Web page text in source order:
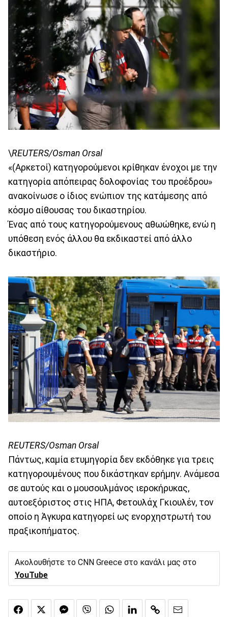
\REUTERS/Osman Orsal
«(Αρκετοί) κατηγορούμενοι κρίθηκαν ένοχοι με την
κατηγορία απόπειρας δολοφονίας του προέδρου»
ανακοίνωσε ο ίδιος ενώπιον της κατάμεσης από
κόσμο αίθουσας του δικαστηρίου.
Ένας από τους κατηγορούμενους αθωώθηκε, ενώ η
υπόθεση ενός άλλου θα εκδικαστεί από άλλο
δικαστήριο.
REUTERS/Osman Orsal
Πάντως, καμία ετυμηγορία δεν εκδόθηκε για τρεις
κατηγορουμένους που δικάστηκαν ερήμην. Ανάμεσα
σε αυτούς και ο μουσουλμάνος ιεροκήρυκας,
αυτοεξόριστος στις ΗΠΑ, Φετουλάχ Γκιουλέν, τον
οποίο η Άγκυρα κατηγορεί ως ενορχηστρωτή του
πραξικοπήματος.
Ακολουθήστε το CNN Greece στο κανάλι μας στο
YouTube